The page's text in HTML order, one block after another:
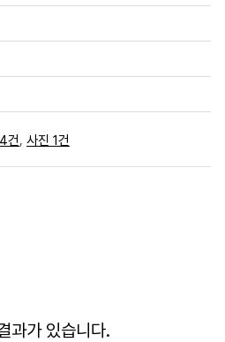
건 사진 1건
과가 있습니다.